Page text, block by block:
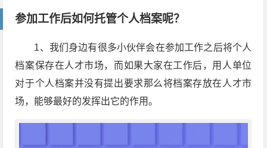
参加工作后如何托管个人档案呢？
1、我们身边有很多小伙伴会在参加工作之后将个人
档案保存在人才市场，而如果大家在工作后，用人单位
对于个人档案并没有提出要求那么将档案存放在人才市
场，能够最好的发挥出它的作用。